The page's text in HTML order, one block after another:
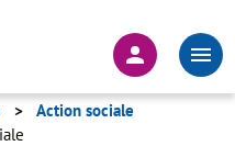
En-
tête
-
Action sociale